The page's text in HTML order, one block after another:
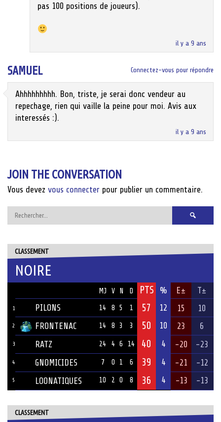
il y a 9 ans
pas 100 positions de joueurs).
SAMUEL
il y a 9 ans
Ahhhhhhhhh. Bon, triste, je serai donc vendeur au
repechage, rien qui vaille la peine pour moi. Avis aux
interessés :).
Connectez-vous pour répondre
JOIN THE CONVERSATION
Vous devez vous connecter pour publier un commentaire.
Rechercher :
CLASSEMENT
NOIRE
MJ V N D PTS % E± T±
1 PILONS 14 8 5 1 57 12 15 10
2 FRONTENAC 14 8 3 3 50 10 23 6
3 RATZ 24 4 6 14 40 4 -20 -23
4 GNOMICIDES 7 0 1 6 39 4 -21 -12
5 LOONATIQUES 10 2 0 8 36 4 -13 -13
CLASSEMENT